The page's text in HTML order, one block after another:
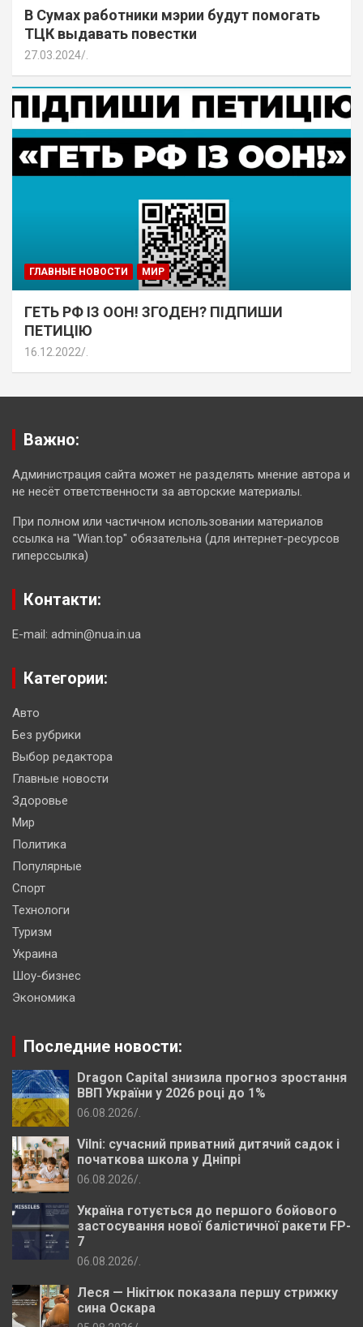
В Сумах работники мэрии будут помогать
ТЦК выдавать повестки
27.03.2024
ГЛАВНЫЕ НОВОСТИ МИР
ГЕТЬ РФ ІЗ ООН! ЗГОДЕН? ПІДПИШИ
ПЕТИЦІЮ
16.12.2022
Важно:
Администрация сайта может не разделять мнение автора и
не несёт ответственности за авторские материалы.
При полном или частичном использовании материалов
ссылка на "Wian.top" обязательна (для интернет-ресурсов
гиперссылка)
Контакти:
E-mail: admin@nua.in.ua
Категории:
Авто
Без рубрики
Выбор редактора
Главные новости
Здоровье
Мир
Политика
Популярные
Спорт
Технологи
Туризм
Украина
Шоу-бизнес
Экономика
Последние новости:
Dragon Capital знизила прогноз зростання
ВВП України у 2026 році до 1%
06.08.2026
Vilni: сучасний приватний дитячий садок і
початкова школа у Дніпрі
06.08.2026
Україна готується до першого бойового
застосування нової балістичної ракети FP-
7
06.08.2026
Леся — Нікітюк показала першу стрижку
сина Оскара